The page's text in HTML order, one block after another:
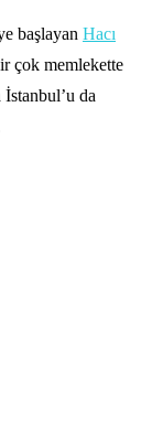
başlayan Hacı
çok memlekette
da